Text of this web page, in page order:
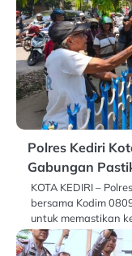
Polres Kediri
Gabungan
KOTA KEDIRI –
bersama Kodim
untuk memastikan